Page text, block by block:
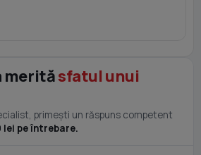
merităsfatul unui
primești un răspuns competent
lei pe întrebare.